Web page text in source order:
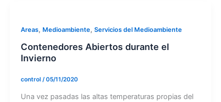
Areas, Medioambiente, Servicios del Medioambiente
Contenedores Abiertos durante el
Invierno
control /05/11/2020
Una vez pasadas las altas temperaturas propias del